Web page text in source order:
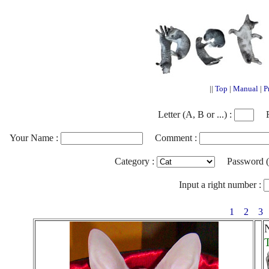
|| Top | Manual |
Letter (A, B or ...) :
Your Name : Comment :
Category : Password
Input a right number :
1 2 3